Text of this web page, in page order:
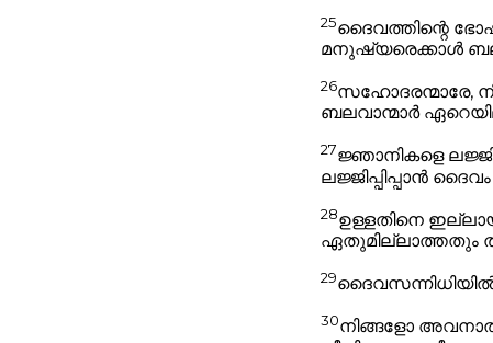
25ദൈവത്തിന്റെ
മനുഷ്യരെക്കാൾ
26സഹോദരന്മാരേ,
ബലവാന്മാർ
27ജ്ഞാനികളെ
ലജ്ജിപ്പിപ്പാൻ
28ഉള്ളതിനെ
ഏതുമില്ലാത്തതും
29ദൈവസന്നിധിയിൽ
30നിങ്ങളോ